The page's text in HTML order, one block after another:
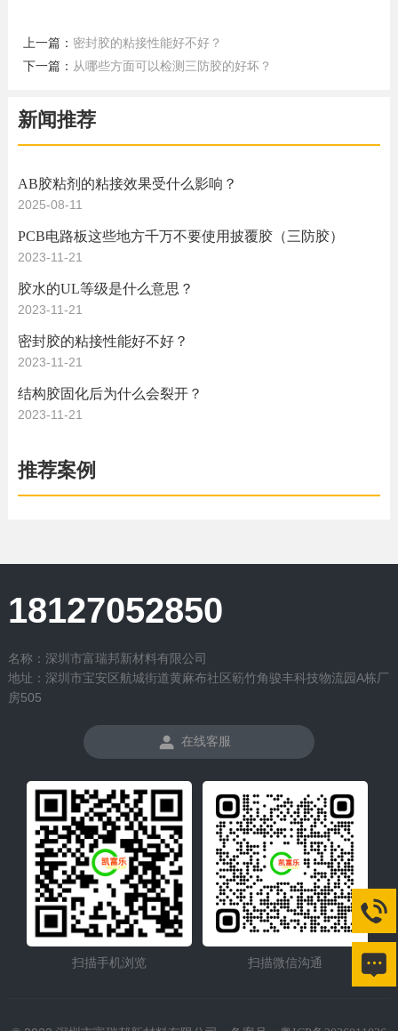
上一篇： 密封胶的粘接性能好不好？
下一篇： 从哪些方面可以检测三防胶的好坏？
新闻推荐
AB胶粘剂的粘接效果受什么影响？
2025-08-11
PCB电路板这些地方千万不要使用披覆胶（三防胶）
2023-11-21
胶水的UL等级是什么意思？
2023-11-21
密封胶的粘接性能好不好？
2023-11-21
结构胶固化后为什么会裂开？
2023-11-21
推荐案例
18127052850
名称：深圳市富瑞邦新材料有限公司
地址：深圳市宝安区航城街道黄麻布社区簕竹角骏丰科技物流园A栋厂
房505
在线客服
扫描手机浏览 扫描微信沟通